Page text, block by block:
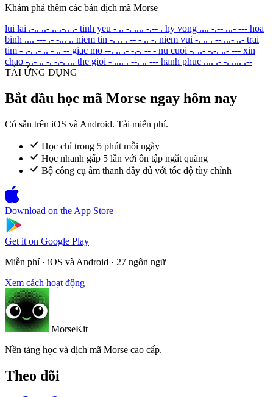
Khám phá thêm các bản dịch mã Morse
lui lai .-.. ..- .. .-.. .- tinh yeu - .. -. .... -.-- . hy vong .... -.-- ...- --- hoa
binh .... --- .- -... .. niem tin -. .. . -- - .. -. niem vui -. .. . -- ...- ..- trai
tim - .-. .- .. - .. -- giac mo --. .. .- -.-. -- - nu cuoi -. ..- -.-. ..- --- xin
chao -..- .. -. -.-. ... the gioi - .... . --. .. --- hanh phuc .... .- -. .... .--
TẢI ỨNG DỤNG
Bắt đầu học mã Morse ngay hôm nay
Có sẵn trên iOS và Android. Tải miễn phí.
Học chỉ trong 5 phút mỗi ngày
Học nhanh gấp 5 lần với ôn tập ngắt quãng
Bộ công cụ âm thanh đầy đủ với tốc độ tùy chỉnh
Download on the App Store
Get it on Google Play
Miễn phí · iOS và Android · 27 ngôn ngữ
Xem cách hoạt động
MorseKit
Nền tảng học và dịch mã Morse cao cấp.
Theo dõi